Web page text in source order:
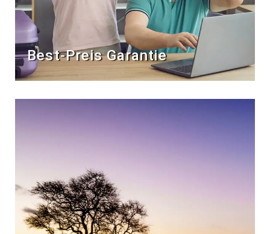
Best-Preis Garantie